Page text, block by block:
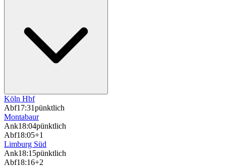
Köln Hbf
Abf17:31pünktlich
Montabaur
Ank18:04pünktlich
Abf18:05+1
Limburg Süd
Ank18:15pünktlich
Abf18:16+2